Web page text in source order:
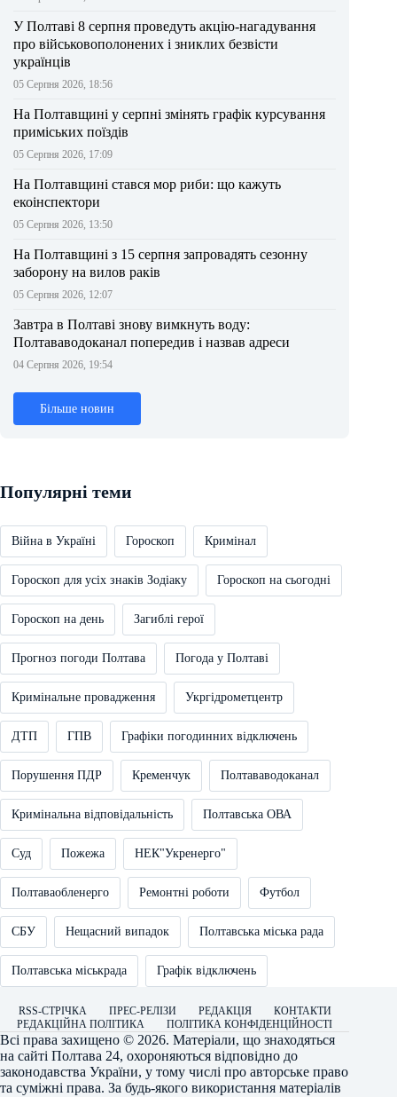
У Полтаві 8 серпня проведуть акцію-нагадування
про військовополонених і зниклих безвісти
українців
05 Серпня 2026, 18:56
На Полтавщині у серпні змінять графік курсування
приміських поїздів
05 Серпня 2026, 17:09
На Полтавщині стався мор риби: що кажуть
екоінспектори
05 Серпня 2026, 13:50
На Полтавщині з 15 серпня запровадять сезонну
заборону на вилов раків
05 Серпня 2026, 12:07
Завтра в Полтаві знову вимкнуть воду:
Полтававодоканал попередив і назвав адреси
04 Серпня 2026, 19:54
Більше новин
Популярні теми
Війна в Україні Гороскоп Кримінал
Гороскоп для усіх знаків Зодіаку Гороскоп на сьогодні
Гороскоп на день Загиблі герої
Прогноз погоди Полтава Погода у Полтаві
Кримінальне провадження Укргідрометцентр
ДТП ГПВ Графіки погодинних відключень
Порушення ПДР Кременчук Полтававодоканал
Кримінальна відповідальність Полтавська ОВА
Суд Пожежа НЕК"Укренерго"
Полтаваобленерго Ремонтні роботи Футбол
СБУ Нещасний випадок Полтавська міська рада
Полтавська міськрада Графік відключень
RSS-СТРІЧКА ПРЕС-РЕЛІЗИ РЕДАКЦІЯ
КОНТАКТИ
РЕДАКЦІЙНА ПОЛІТИКА
ПОЛІТИКА КОНФІДЕНЦІЙНОСТІ
Всі права захищено © 2026. Матеріали, що знаходяться
на сайті Полтава 24, охороняються відповідно до
законодавства України, у тому числі про авторське право
та суміжні права. За будь-якого використання матеріалів